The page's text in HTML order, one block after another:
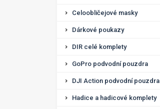
Celoobličejové masky
Dárkové poukazy
DIR celé komplety
GoPro podvodní pouzdra
DJI Action podvodní pouzdra
Hadice a hadicové komplety